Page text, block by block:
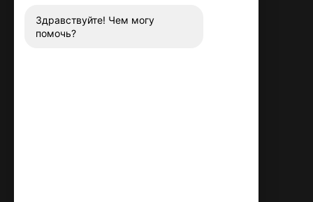
Заказать звонок
Здравствуйте! Чем могу
помочь?